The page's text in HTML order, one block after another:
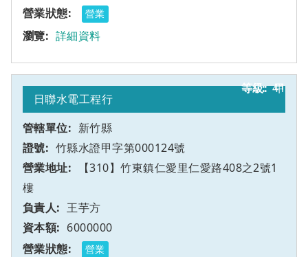
營業
詳細資料
41
日聯水電工程行
新竹縣
竹縣水證甲字第000124號
【310】竹東鎮仁愛里仁愛路408之2號1
樓
甲
王芋方
6000000
營業